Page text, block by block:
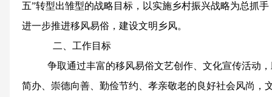
五”转型出雏型的战略目标，以实施乡村振兴战略为总抓
进一步推进移风易俗，建设文明乡风。
二、 工作目标
争取通过丰富的移风易俗文艺创作、文化宣传活动
简办、崇德向善、勤俭节约、孝亲敬老的良好社会风尚，